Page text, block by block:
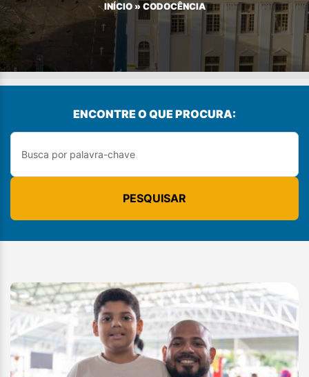
INÍCIO» CODOCÊNCIA
ENCONTRE O QUE PROCURA:
PESQUISAR